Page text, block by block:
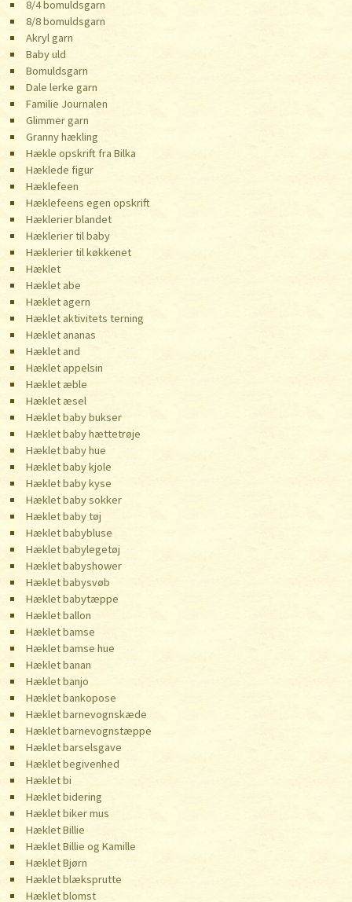
8/4 bomuldsgarn
8/8 bomuldsgarn
Akryl garn
Baby uld
Bomuldsgarn
Dale lerke garn
Familie Journalen
Glimmer garn
Granny hækling
Hækle opskrift fra Bilka
Hæklede figur
Hæklefeen
Hæklefeens egen opskrift
Hæklerier blandet
Hæklerier til baby
Hæklerier til køkkenet
Hæklet
Hæklet abe
Hæklet agern
Hæklet aktivitets terning
Hæklet ananas
Hæklet and
Hæklet appelsin
Hæklet æble
Hæklet æsel
Hæklet baby bukser
Hæklet baby hættetrøje
Hæklet baby hue
Hæklet baby kjole
Hæklet baby kyse
Hæklet baby sokker
Hæklet baby tøj
Hæklet babybluse
Hæklet babylegetøj
Hæklet babyshower
Hæklet babysvøb
Hæklet babytæppe
Hæklet ballon
Hæklet bamse
Hæklet bamse hue
Hæklet banan
Hæklet banjo
Hæklet bankopose
Hæklet barnevognskæde
Hæklet barnevognstæppe
Hæklet barselsgave
Hæklet begivenhed
Hæklet bi
Hæklet bidering
Hæklet biker mus
Hæklet Billie
Hæklet Billie og Kamille
Hæklet Bjørn
Hæklet blæksprutte
Hæklet blomst